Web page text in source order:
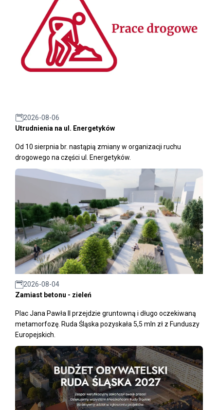
2026-08-06
Utrudnienia na ul. Energetyków
Od 10 sierpnia br. nastąpią zmiany w organizacji ruchu
drogowego na części ul. Energetyków.
2026-08-04
Zamiast betonu - zieleń
Plac Jana Pawła II przejdzie gruntowną i długo oczekiwaną
metamorfozę. Ruda Śląska pozyskała 5,5 mln zł z Funduszy
Europejskich.